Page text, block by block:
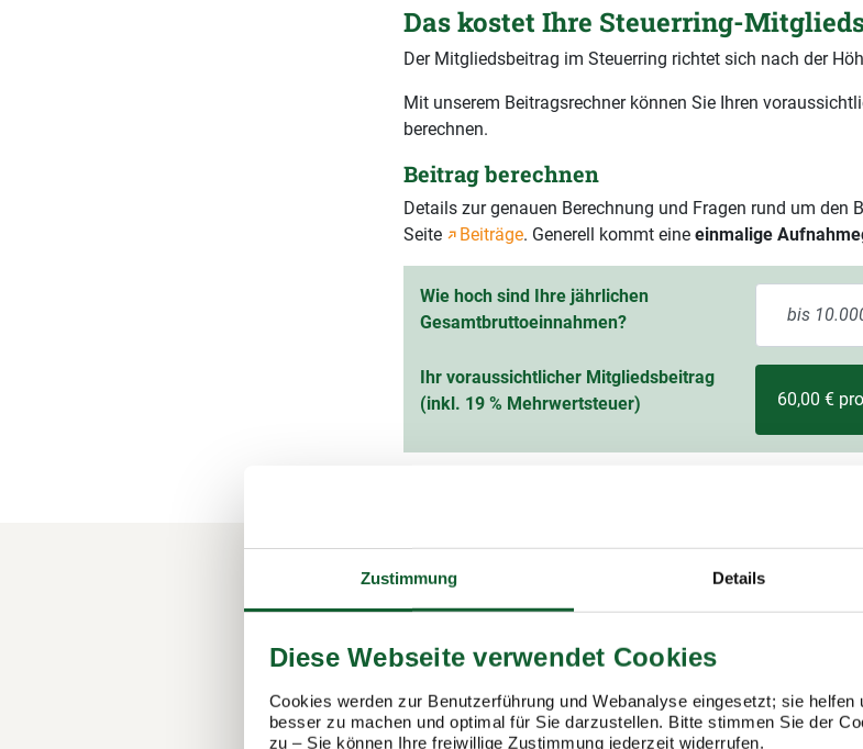
Zustimmung Details
Diese Webseite verwendet Cookies
Cookies werden zur Benutzerführung und Webanalyse eingesetzt; sie helfen
besser zu machen und optimal für Sie darzustellen. Bitte stimmen Sie der
zu – Sie können Ihre freiwillige Zustimmung jederzeit widerrufen.
Das kostet Ihre Steuerring-
Der Mitgliedsbeitrag im Steuerring richtet sich nach der
Mit unserem Beitragsrechner können Sie Ihren
berechnen.
Beitrag berechnen
Details zur genauen Berechnung und Fragen rund um den
Seite
Beiträge. Generell kommt eine einmalige
Wie hoch sind Ihre jährlichen
Gesamtbruttoeinnahmen?
Ihr voraussichtlicher Mitgliedsbeitrag
(inkl. 19 % Mehrwertsteuer)
60,00 €
Ihre Mitgliedschaft im
Steuerring
1.100 Beratungsstellen einer der größten
in Anklam stehen wir Ihnen gerne zur Verfügung und